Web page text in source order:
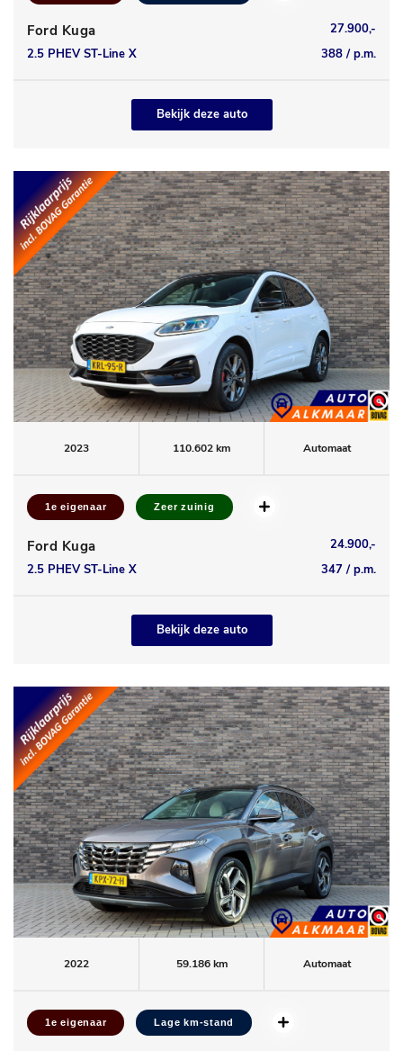
Ford Kuga
27.900,-
2.5 PHEV ST-Line X
388 / p.m.
Bekijk deze auto
2023 110.602 km Automaat
1e eigenaar Zeer zuinig
Ford Kuga
24.900,-
2.5 PHEV ST-Line X
347 / p.m.
Bekijk deze auto
2022 59.186 km Automaat
1e eigenaar Lage km-stand